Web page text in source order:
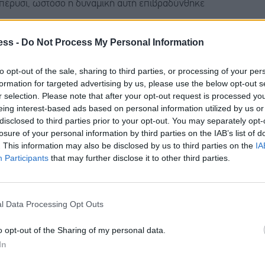
- Do Not Process My Personal Information
opt-out of the sale, sharing to third parties, or processing of your
for targeted advertising by us, please use the below opt-out
selection. Please note that after your opt-out request is processed
interest-based ads based on personal information utilized by us
to third parties prior to your opt-out. You may separately
of your personal information by third parties on the IAB’s list of
This information may also be disclosed by us to third parties on the
Participants that may further disclose it to other third parties.
Data Processing Opt Outs
opt-out of the Sharing of my personal data.
ωστόσο η δυναμική αυτή επιβραδύνθηκε
και Θεσσαλονίκης
κίνησης
όλα τα αεροδρόμια. Στα highlights του μήνα, το
(+32.000 επιβάτες/+26,4% έναντι του Απριλίου
προς το Άμστερνταμ και το Ηνωμένο Βασίλειο από
και στην προσθήκη νέου δρομολογίου προς την
(+21.000 επιβάτες/+16,4%), παρουσιάζοντας
παραμένει κάτω από τα επίπεδα του 2024. Η
αυξήθηκε επίσης χάρη στις πτήσεις προς τη